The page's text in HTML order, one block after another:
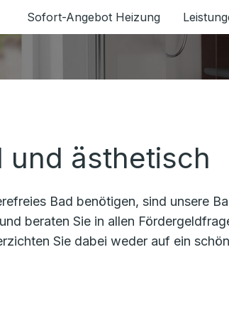
Sofort-Angebot Heizung
und ästhetisch
Bad benötigen, sind unsere
beraten Sie in allen
Sie dabei weder auf ein